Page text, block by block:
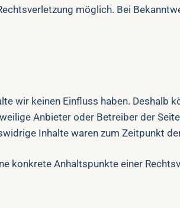
möglich. Bei
wir keinen Einfluss haben. Deshalb
Anbieter oder Betreiber der
Inhalte waren zum Zeitpunkt
konkrete Anhaltspunkte einer